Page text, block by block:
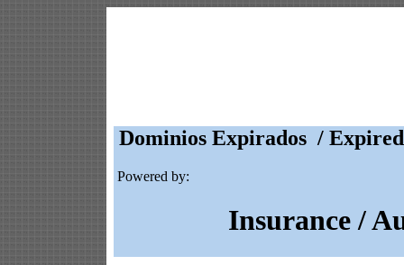
Dominios Expirados /
Powered by:
Insurance /